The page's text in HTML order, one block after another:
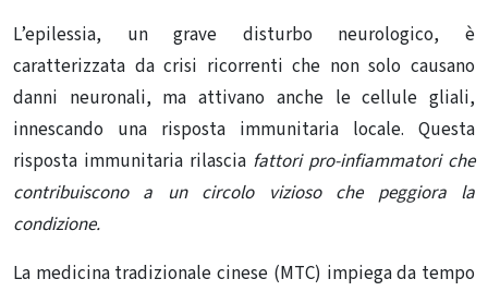
L’epilessia, un grave disturbo neurologico, è
caratterizzata da crisi ricorrenti che non solo causano
danni neuronali, ma attivano anche le cellule gliali,
innescando una risposta immunitaria locale. Questa
risposta immunitaria rilascia fattori pro-infiammatori che
contribuiscono a un circolo vizioso che peggiora la
condizione.
La medicina tradizionale cinese (MTC) impiega da tempo